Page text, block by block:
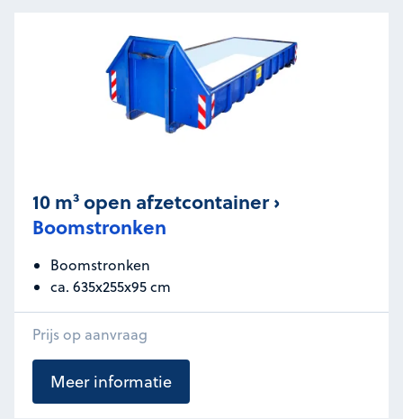
10 m³ open afzetcontainer ›
Boomstronken
Boomstronken
ca. 635x255x95 cm
Prijs op aanvraag
Meer informatie